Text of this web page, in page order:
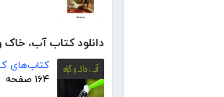
دانلود کتاب آب، خاک
کتاب‌های
۱۶۴ صفحه